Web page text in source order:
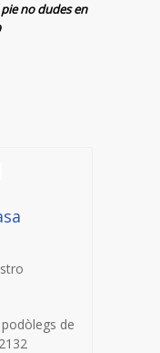
no dudes en
de